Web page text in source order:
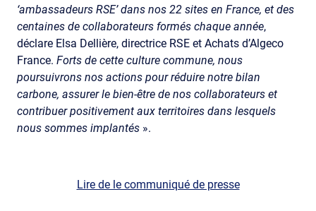
‘ambassadeurs RSE’ dans nos 22 sites en France, et des
centaines de collaborateurs formés chaque année,
déclare Elsa Dellière, directrice RSE et Achats d’Algeco
France. Forts de cette culture commune, nous
poursuivrons nos actions pour réduire notre bilan
carbone, assurer le bien-être de nos collaborateurs et
contribuer positivement aux territoires dans lesquels
nous sommes implantés ».
Lire de le communiqué de presse